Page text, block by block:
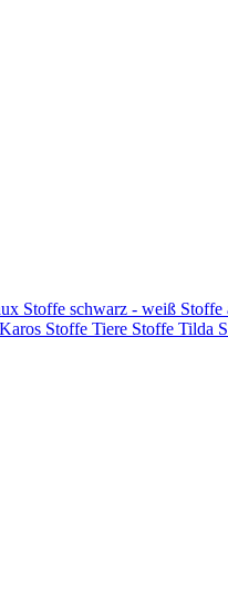
Stoffe schwarz - weiß Stoffe
Stoffe Tiere Stoffe Tilda